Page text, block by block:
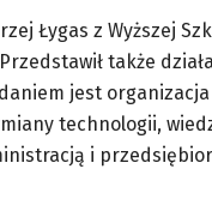
Łygas z Wyższej
także
jest
technologii,
i